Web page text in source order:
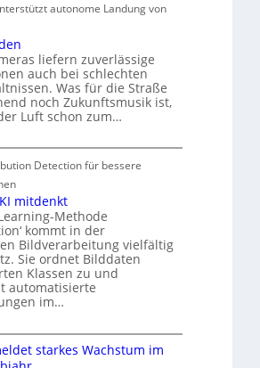
d
autonome Landung von
liefern zuverlässige
auch bei schlechten
Was für die Straße
noch Zukunftsmusik ist,
Luft schon zum…
n
Detection für bessere
mitdenkt
Methode
kommt in der
Bildverarbeitung vielfältig
Sie ordnet Bilddaten
Klassen zu und
automatisierte
im…
starkes Wachstum im